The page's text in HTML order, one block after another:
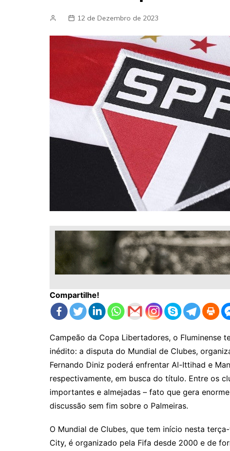
12 de Dezembro de 2023
Compartilhe!
Campeão da Copa Libertadores, o Fluminense
inédito: a disputa do Mundial de Clubes,
Fernando Diniz poderá enfrentar Al-Ittihad e
respectivamente, em busca do título. Entre os
importantes e almejadas – fato que gera
discussão sem fim sobre o Palmeiras.
O Mundial de Clubes, que tem início nesta
City, é organizado pela Fifa desde 2000 e de